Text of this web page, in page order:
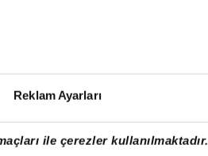
Reklam Ayarları
ile çerezler kullanılmaktadır.